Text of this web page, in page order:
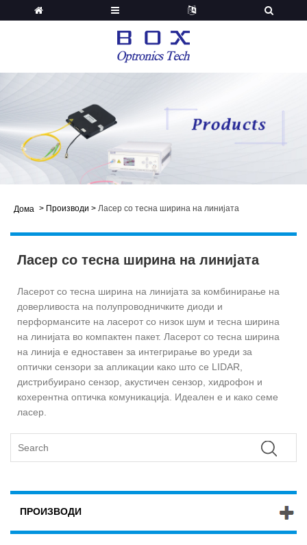
Дома > Производи > Ласер со тесна ширина на линијата
Ласер со тесна ширина на линијата
Ласерот со тесна ширина на линијата за комбинирање на
доверливоста на полупроводничките диоди и
перформансите на ласерот со низок шум и тесна ширина
на линијата во компактен пакет. Ласерот со тесна ширина
на линија е едноставен за интегрирање во уреди за
оптички сензори за апликации како што се LIDAR,
дистрибуирано сензор, акустичен сензор, хидрофон и
кохерентна оптичка комуникација. Идеален е и како семе
ласер.
ПРОИЗВОДИ